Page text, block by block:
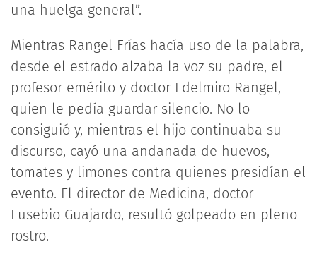
una huelga general”.
Mientras Rangel Frías hacía uso de la palabra,
desde el estrado alzaba la voz su padre, el
profesor emérito y doctor Edelmiro Rangel,
quien le pedía guardar silencio. No lo
consiguió y, mientras el hijo continuaba su
discurso, cayó una andanada de huevos,
tomates y limones contra quienes presidían el
evento. El director de Medicina, doctor
Eusebio Guajardo, resultó golpeado en pleno
rostro.